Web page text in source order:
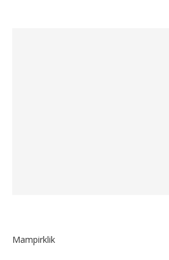
Mampirklik